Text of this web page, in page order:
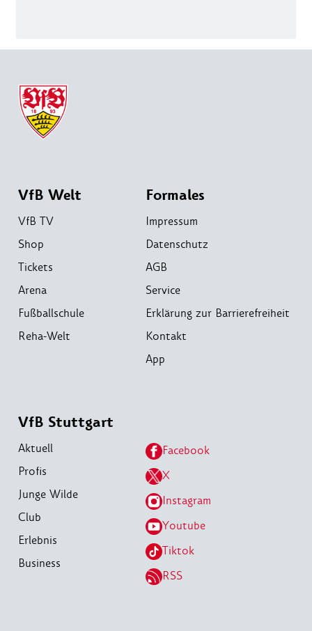
VfB Welt
VfB TV
Shop
Tickets
Arena
Fußballschule
Reha-Welt
Formales
Impressum
Datenschutz
AGB
Service
Erklärung zur Barrierefreiheit
Kontakt
App
VfB Stuttgart
Aktuell
Profis
Junge Wilde
Club
Erlebnis
Business
Facebook
X
Instagram
Youtube
Tiktok
RSS